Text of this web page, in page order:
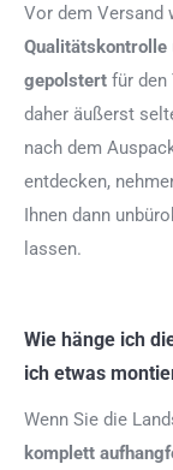
Vor dem Versand
Qualitätskontrolle
gepolstert für den
daher äußerst
nach dem
entdecken,
Ihnen dann
lassen.
Wie hänge ich
ich etwas
Wenn Sie die
komplett